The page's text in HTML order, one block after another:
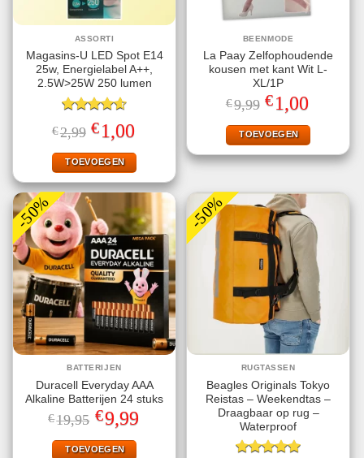
ASSORTI
Magasins-U LED Spot E14
25w, Energielabel A++,
2.5W>25W 250 lumen
Gewaardeerd
4.60uit 5
€2,99 Oorspronkelijke
prijs
was:
€2,99.
€1,00
is:
€1,00.
TOEVOEGEN
BEENMODE
La Paay Zelfophoudende
kousen met kant Wit L-
XL/1P
€9,99 Oorspronkelijke
prijs
was:
€9,99.
€1,00
is:
€1,00.
TOEVOEGEN
-50%
BATTERIJEN
Duracell Everyday AAA
Alkaline Batterijen 24 stuks
€19,95 Oorspronkelijke
prijs
was:
€19,95.
€9,99Huidige
prijs
TOEVOEGEN
-50%
RUGTASSEN
Beagles Originals Tokyo
Reistas – Weekendtas –
Draagbaar op rug –
Waterproof